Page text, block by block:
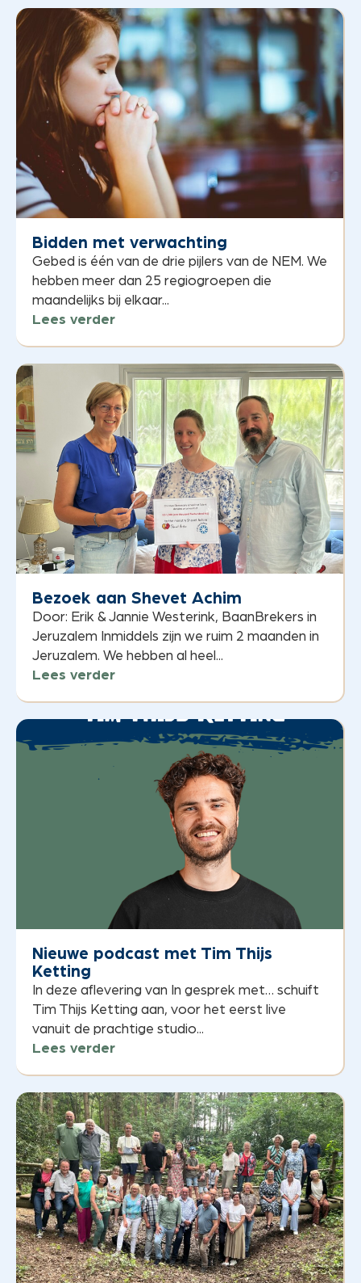
Bidden met verwachting
Gebed is één van de drie pijlers van de NEM. We
hebben meer dan 25 regiogroepen die
maandelijks bij elkaar...
Lees verder
Bezoek aan Shevet Achim
Door: Erik & Jannie Westerink, BaanBrekers in
Jeruzalem Inmiddels zijn we ruim 2 maanden in
Jeruzalem. We hebben al heel...
Lees verder
Nieuwe podcast met Tim Thijs
Ketting
In deze aflevering van In gesprek met… schuift
Tim Thijs Ketting aan, voor het eerst live
vanuit de prachtige studio...
Lees verder